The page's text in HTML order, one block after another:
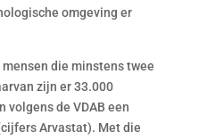
omgeving er
die minstens twee
zijn er 33.000
volgens de VDAB een
Arvastat). Met die